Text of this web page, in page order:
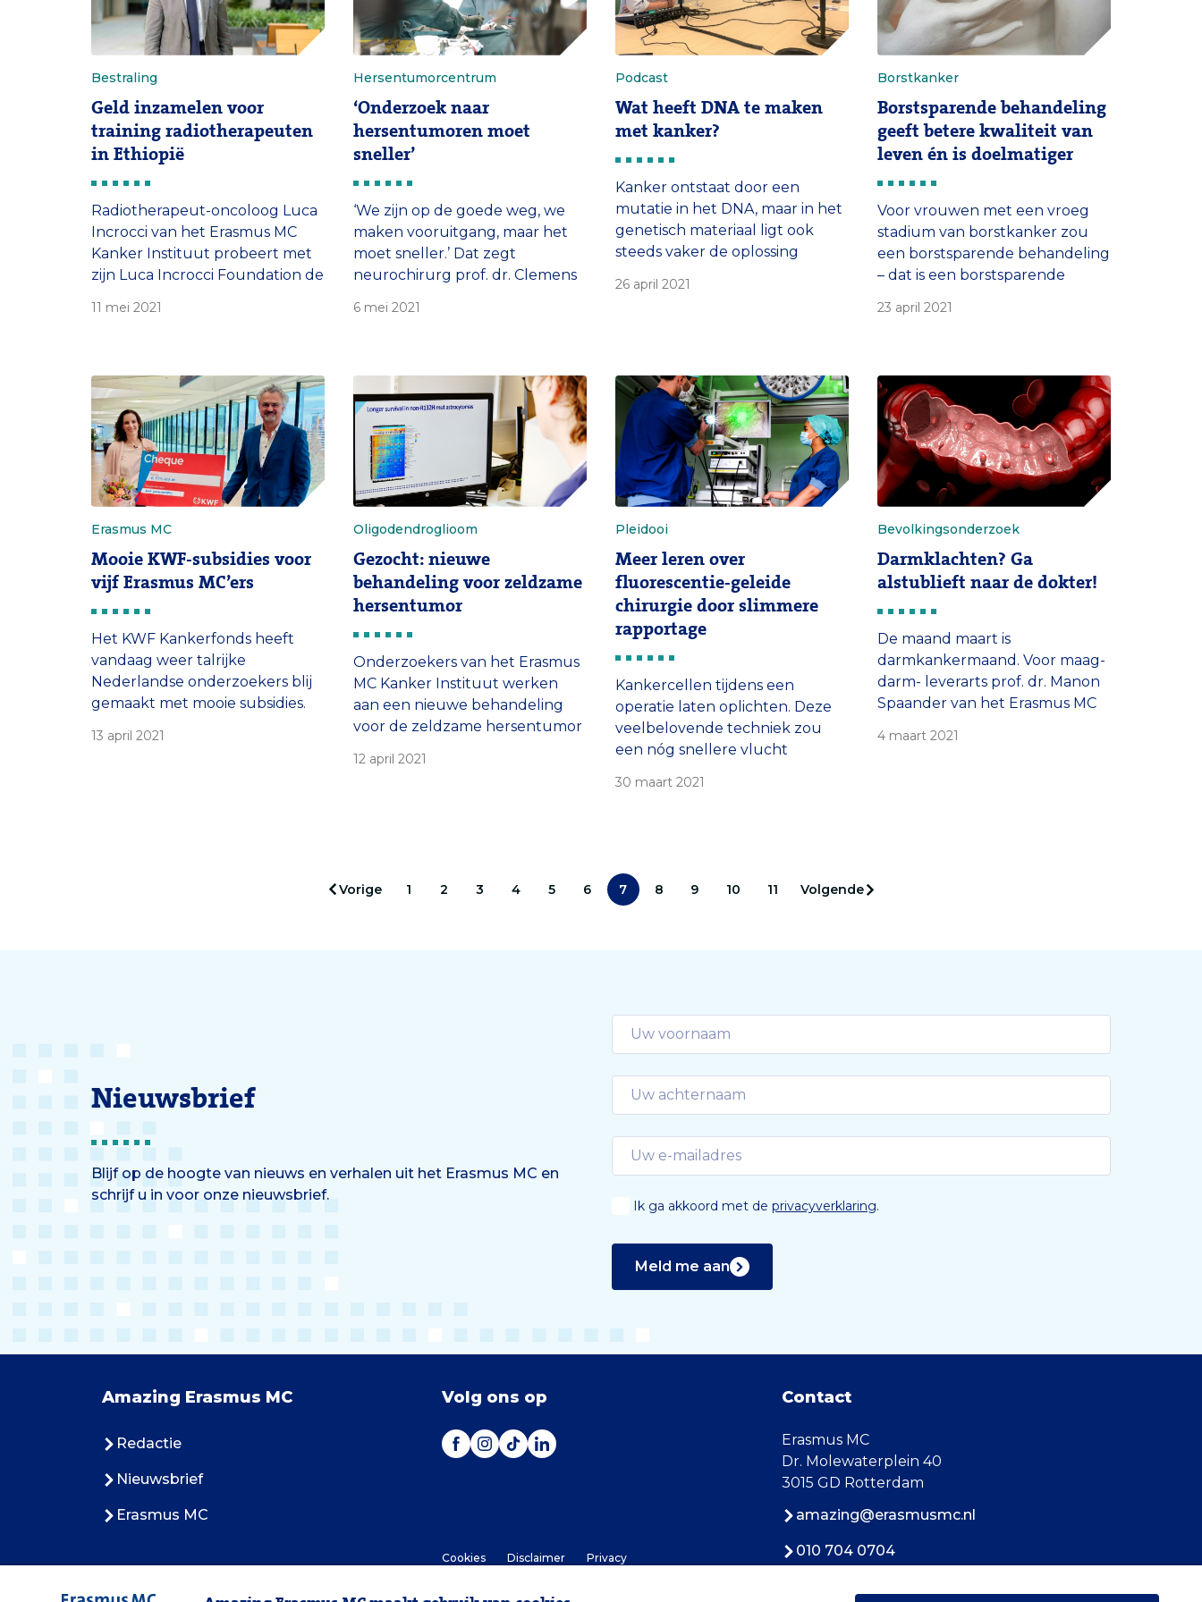
Bestraling
Geld inzamelen voor
training radiotherapeuten
in Ethiopië
Radiotherapeut-oncoloog Luca
Incrocci van het Erasmus MC
Kanker Instituut probeert met
zijn Luca Incrocci Foundation de
een hoger niveau te tillen.
11 mei 2021
Hersentumorcentrum
‘Onderzoek naar
hersentumoren moet
sneller’
‘We zijn op de goede weg, we
maken vooruitgang, maar het
moet sneller.’ Dat zegt
neurochirurg prof. dr. Clemens
het Erasmus MC
6 mei 2021
Podcast
Wat heeft DNA te maken
met kanker?
Kanker ontstaat door een
mutatie in het DNA, maar in het
genetisch materiaal ligt ook
steeds vaker de oplossing
gepersonaliseerde behandeling.
Instituut in de podcast In
Opname van het Erasmus MC.
26 april 2021
Borstkanker
Borstsparende behandeling
geeft betere kwaliteit van
leven én is doelmatiger
Voor vrouwen met een vroeg
stadium van borstkanker zou
een borstsparende behandeling
– dat is een borstsparende
bestraling – het uitgangspunt
behandeling leidt in het
algemeen tot een betere
kwaliteit van leven en de minste
complicaties tegen de laagste
zorgkosten en vrijwel […]
23 april 2021
Erasmus MC
Mooie KWF-subsidies voor
vijf Erasmus MC’ers
Het KWF Kankerfonds heeft
vandaag weer talrijke
Nederlandse onderzoekers blij
gemaakt met mooie subsidies.
in het Erasmus MC Kanker
13 april 2021
Oligodendroglioom
Gezocht: nieuwe
behandeling voor zeldzame
hersentumor
Onderzoekers van het Erasmus
MC Kanker Instituut werken
aan een nieuwe behandeling
voor de zeldzame hersentumor
is genezing niet mogelijk. Voor
12 april 2021
Pleidooi
Meer leren over
fluorescentie-geleide
chirurgie door slimmere
rapportage
Kankercellen tijdens een
operatie laten oplichten. Deze
veelbelovende techniek zou
een nóg snellere vlucht
onderzoekers slimmer
Erasmus MC. ‘De focus blijft nog
te vaak hangen op detectie van
30 maart 2021
Bevolkingsonderzoek
Darmklachten? Ga
alstublieft naar de dokter!
De maand maart is
darmkankermaand. Voor maag-
darm- leverarts prof. dr. Manon
Spaander van het Erasmus MC
reden om aandacht te vragen
4 maart 2021
Vorige 1 2 3 4 5 6 7 8 9 10 11 Volgende
Nieuwsbrief
Blijf op de hoogte van nieuws en verhalen uit het Erasmus MC en
schrijf u in voor onze nieuwsbrief.
Ik ga akkoord met de privacyverklaring.
Meld me aan
Amazing Erasmus MC
Redactie
Nieuwsbrief
Erasmus MC
Volg ons op
Cookies Disclaimer Privacy
Contact
Erasmus MC
Dr. Molewaterplein 40
3015 GD Rotterdam
amazing@erasmusmc.nl
010 704 0704